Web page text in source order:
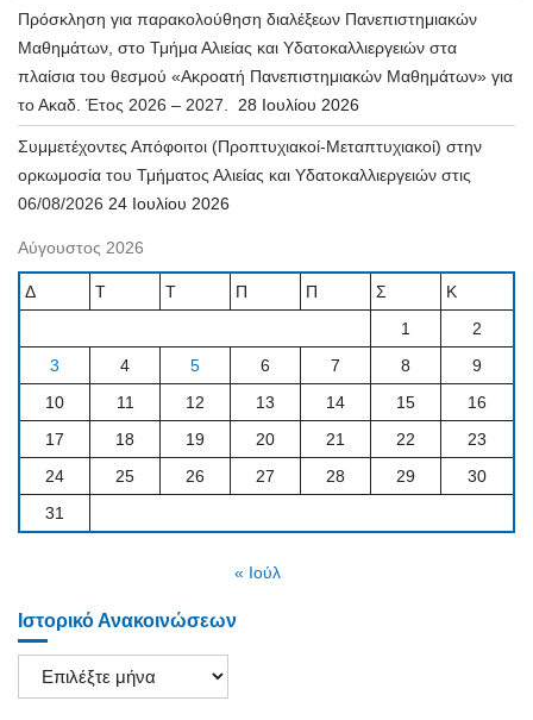
Πρόσκληση για παρακολούθηση διαλέξεων Πανεπιστημιακών
Μαθημάτων, στο Τμήμα Αλιείας και Υδατοκαλλιεργειών στα
πλαίσια του θεσμού «Ακροατή Πανεπιστημιακών Μαθημάτων» για
το Ακαδ. Έτος 2026 – 2027.
28 Ιουλίου 2026
Συμμετέχοντες Απόφοιτοι (Προπτυχιακοί-Μεταπτυχιακοί) στην
ορκωμοσία του Τμήματος Αλιείας και Υδατοκαλλιεργειών στις
06/08/2026 24 Ιουλίου 2026
Αύγουστος 2026
Δ Τ Τ Π Π Σ
Κ
1
2
3
4 5 6 7 8
9
10
11 12 13 14 15
16
17
18 19 20 21 22
23
24
25 26 27 28 29
30
31
« Ιούλ
Ιστορικό Ανακοινώσεων
Ιστορικό
Ανακοινώσεων